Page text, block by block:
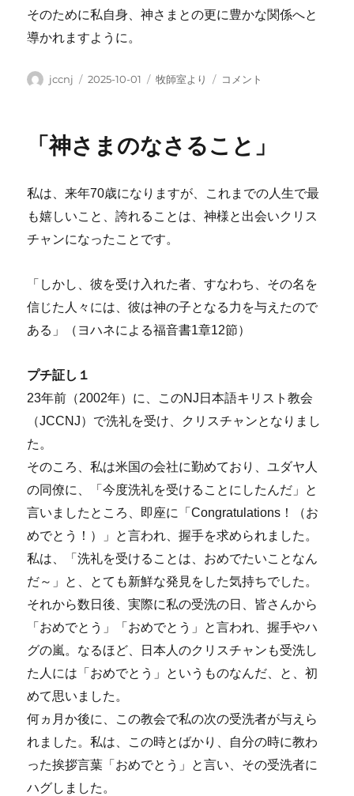
そのために私自身、神さまとの更に豊かな関係へと
導かれますように。
投
jccnj
投
2025-10-01
カ
ー
牧師室より
＜
よ
2025
年
「ホ
ン
モ
ノ
て」
コメント
「神さまのなさること」
私は、来年70歳になりますが、これまでの人生で最
も嬉しいこと、誇れることは、神様と出会いクリス
チャンになったことです。
「しかし、彼を受け入れた者、すなわち、その名を
信じた人々には、彼は神の子となる力を与えたので
ある」（ヨハネによる福音書1章12節）
プチ証し１
23年前（2002年）に、このNJ日本語キリスト教会
（JCCNJ）で洗礼を受け、クリスチャンとなりまし
た。
そのころ、私は米国の会社に勤めており、ユダヤ人
の同僚に、「今度洗礼を受けることにしたんだ」と
言いましたところ、即座に「Congratulations！（お
めでとう！）」と言われ、握手を求められました。
私は、「洗礼を受けることは、おめでたいことなん
だ～」と、とても新鮮な発見をした気持ちでした。
それから数日後、実際に私の受洗の日、皆さんから
「おめでとう」「おめでとう」と言われ、握手やハ
グの嵐。なるほど、日本人のクリスチャンも受洗し
た人には「おめでとう」というものなんだ、と、初
めて思いました。
何ヵ月か後に、この教会で私の次の受洗者が与えら
れました。私は、この時とばかり、自分の時に教わ
った挨拶言葉「おめでとう」と言い、その受洗者に
ハグしました。